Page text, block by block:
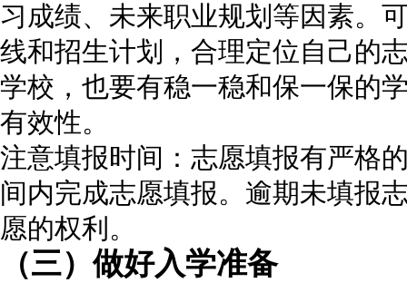
习成绩、未来职业规划等因素。
线和招生计划，合理定位自己的
学校，也要有稳一稳和保一保的
有效性。
注意填报时间：志愿填报有严格
间内完成志愿填报。逾期未填报
愿的权利。
（三）做好入学准备